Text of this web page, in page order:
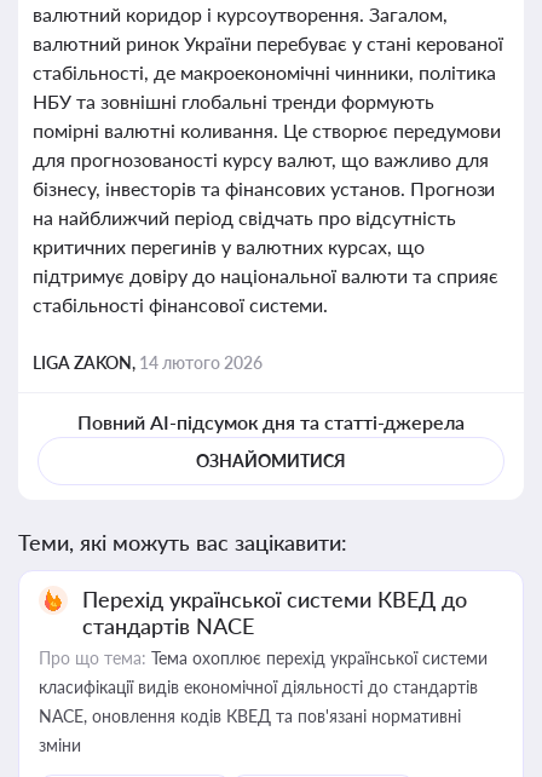
валютний коридор і курсоутворення. Загалом,
валютний ринок України перебуває у стані керованої
стабільності, де макроекономічні чинники, політика
НБУ та зовнішні глобальні тренди формують
помірні валютні коливання. Це створює передумови
для прогнозованості курсу валют, що важливо для
бізнесу, інвесторів та фінансових установ. Прогнози
на найближчий період свідчать про відсутність
критичних перегинів у валютних курсах, що
підтримує довіру до національної валюти та сприяє
стабільності фінансової системи.
LIGA ZAKON, 14 лютого 2026
Повний AI-підсумок дня та статті-джерела
ОЗНАЙОМИТИСЯ
Теми, які можуть вас зацікавити:
Перехід української системи КВЕД до
стандартів NACE
Про що тема: Тема охоплює перехід української системи
класифікації видів економічної діяльності до стандартів
NACE, оновлення кодів КВЕД та пов'язані нормативні
зміни